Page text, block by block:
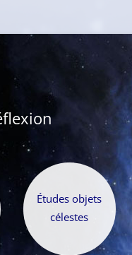
Études objets
célestes